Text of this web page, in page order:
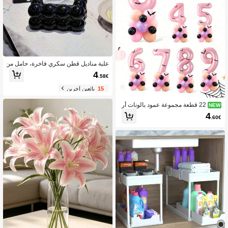
NEW
22 قطعة مجموعة عمود بالونات أر
قام عيد ميلاد وردية، تشمل بالونات أرقام
وردية من 0-9، ملصقات خفافيش ثلاثية الأب
ديكور موضوع عيد ميلاد وردي، ديكور موض
وع هالوين، حفلة حلوى الحبيبة، عيد ميلاد ا
لفتيات، ديكور موضوع عيد ميلاد الساحرة
الطيبة والشريرة، داخلي وخارجي، إكسس
وارات التصوير
4.60€
علبة مناديل قطن سكري فاخرة، حامل من
اديل الورق، مطعم راقي، طراز حداثي بس
يط 4.58€
15بائعين آخرين